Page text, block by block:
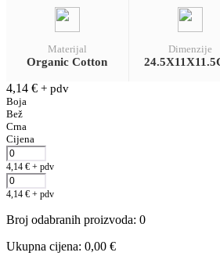
Materijal
Organic Cotton
Dimenzije
4,14 € + pdv
Boja
Bež
Crna
Cijena
4,14 € + pdv
4,14 € + pdv
Broj odabranih proizvoda: 0
Ukupna cijena: 0,00 €